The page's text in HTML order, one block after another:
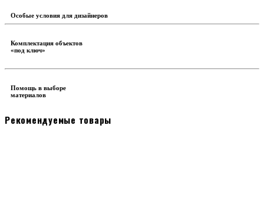
Особые условия для дизайнеров
Комплектация объектов
«под ключ»
Помощь в выборе
материалов
Рекомендуемые товары